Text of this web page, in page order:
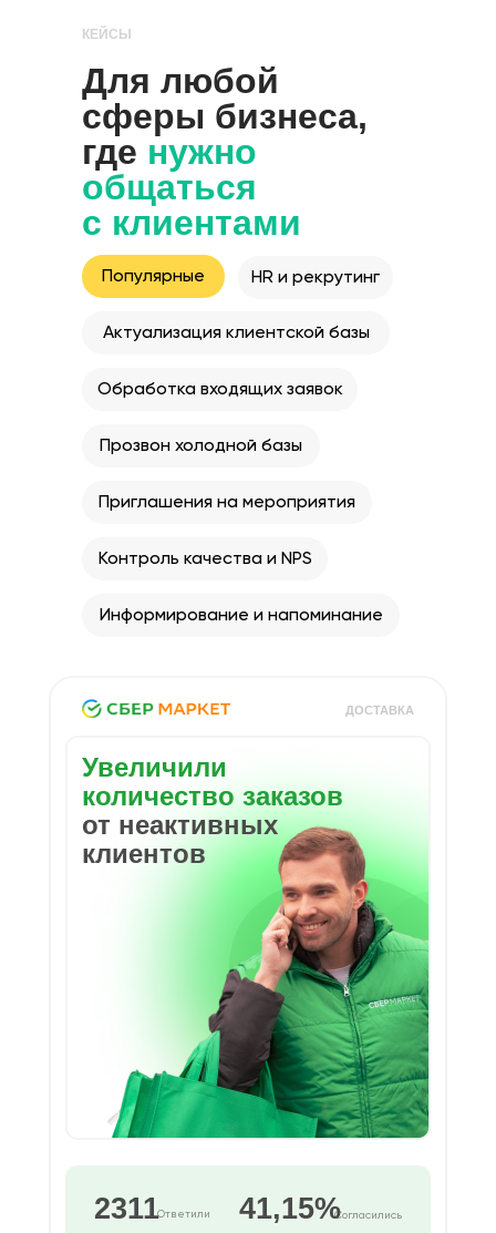
Для любой
сферы бизнеса,
где нужно
общаться
с клиентами
КЕЙСЫ
Популярные
Актуализация клиентской базы
Обработка входящих заявок
Информирование и напоминание
Прозвон холодной базы
Приглашения на мероприятия
Контроль качества и NPS
HR и рекрутинг
Увеличили
количество заказов
от неактивных
клиентов
2311Ответили
ДОСТАВКА
41,15%Согласились